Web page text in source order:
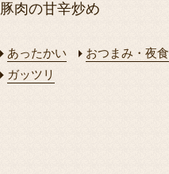
豚肉の甘辛炒め
あったかい
おつまみ・夜食
ガッツリ